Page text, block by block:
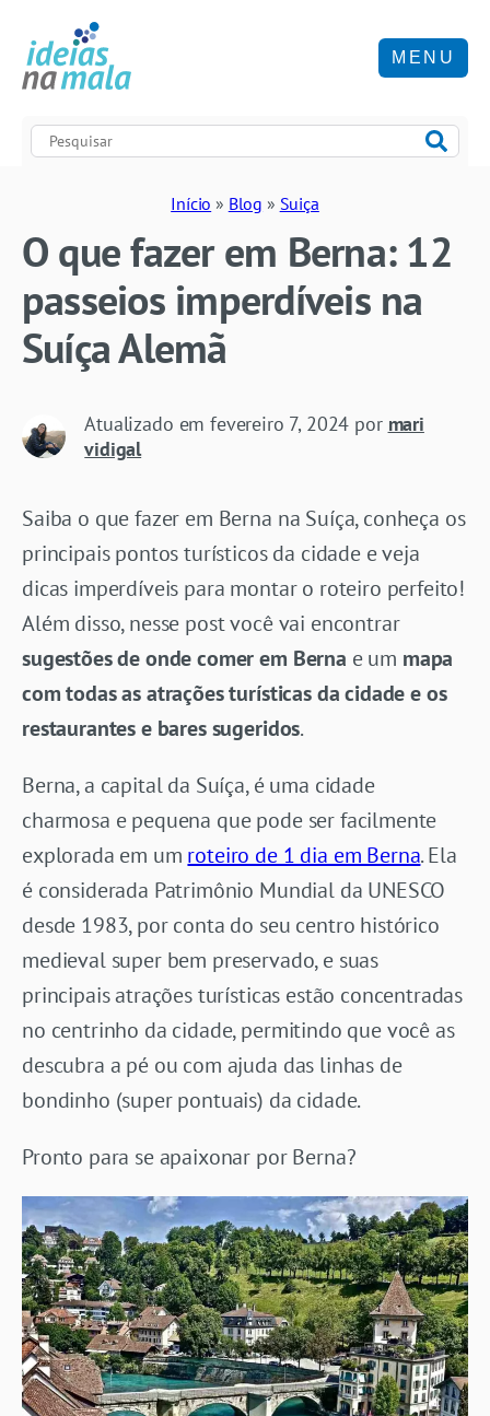
MENU
Início » Blog » Suiça
O que fazer em Berna: 12
passeios imperdíveis na
Suíça Alemã
Atualizado emfevereiro 7, 2024 por mari
vidigal
Saiba o que fazer em Berna na Suíça, conheça os
principais pontos turísticos da cidade e veja
dicas imperdíveis para montar o roteiro perfeito!
Além disso, nesse post você vai encontrar
sugestões de onde comer em Berna e um mapa
com todas as atrações turísticas da cidade e os
restaurantes e bares sugeridos.
Berna, a capital da Suíça, é uma cidade
charmosa e pequena que pode ser facilmente
explorada em um roteiro de 1 dia em Berna. Ela
é considerada Patrimônio Mundial da UNESCO
desde 1983, por conta do seu centro histórico
medieval super bem preservado, e suas
principais atrações turísticas estão concentradas
no centrinho da cidade, permitindo que você as
descubra a pé ou com ajuda das linhas de
bondinho (super pontuais) da cidade.
Pronto para se apaixonar por Berna?